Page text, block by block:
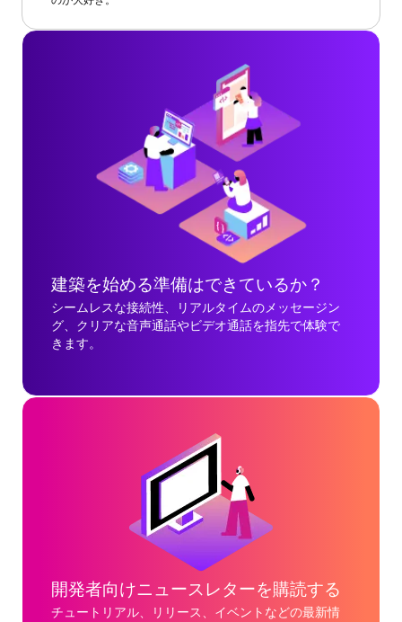
建築を始める準備はできているか？
シームレスな接続性、リアルタイムのメッセージン
グ、クリアな音声通話やビデオ通話を指先で体験で
きます。
開発者向けニュースレターを購読する
チュートリアル、リリース、イベントなどの最新情